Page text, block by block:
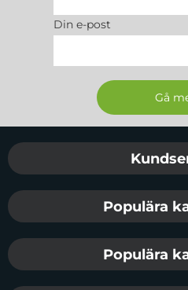
Din e-post
Sidfot Blandad
Populära
Populära